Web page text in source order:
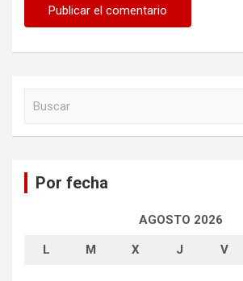
Por fecha
AGOSTO 2026
L M X J V